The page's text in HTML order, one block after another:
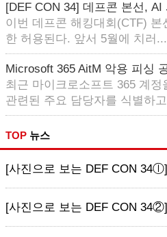
[DEF CON 34] 데프콘 본선, AI
이번 데프콘 해킹대회(CTF) 본
한 허용된다. 앞서 5월에 치러...
Microsoft 365 AitM 악용 피싱
최근 마이크로소프트 365 계정
관련된 주요 담당자를 식별하
TOP 뉴스
[사진으로 보는 DEF CON
[사진으로 보는 DEF CON